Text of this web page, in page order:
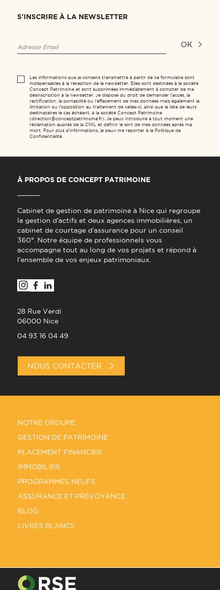
S'INSCRIRE À LA NEWSLETTER
OK
Les informations que je consens transmettre à partir de ce formulaire sont
indispensables à la réception de la newsletter. Elles sont destinées à la société
Concept Patrimoine et sont supprimées immédiatement à compter de ma
désinscription à la newsletter. Je dispose du droit de demander l’accès, la
rectification, la portabilité ou l’effacement de mes données mais également la
limitation ou l’opposition au traitement de celles-ci, ainsi que la liste de leurs
destinataires le cas échéant, à la société Concept Patrimoine
(direction@conceptpatrimoine.fr). Je peux introduire à tout moment une
réclamation auprès de la CNIL et définir le sort de mes données après ma
mort. Pour plus d’informations, je peux me reporter à la Politique de
Confidentialité.
À PROPOS DE CONCEPT PATRIMOINE
Cabinet de gestion de patrimoine à Nice qui regroupe
la gestion d’actifs et deux agences immobilières, un
cabinet de courtage d’assurance pour un conseil
360°. Notre équipe de professionnels vous
accompagne tout au long de vos projets et répond à
l’ensemble de vos enjeux patrimoniaux.
28 Rue Verdi
06000 Nice
04 93 16 04 49
NOUS CONTACTER
NOTRE GROUPE
GESTION DE PATRIMOINE
PLACEMENT FINANCIER
IMMOBILIER
PROGRAMMES NEUFS
ASSURANCE ET PRÉVOYANCE
BLOG
LIVRES BLANCS